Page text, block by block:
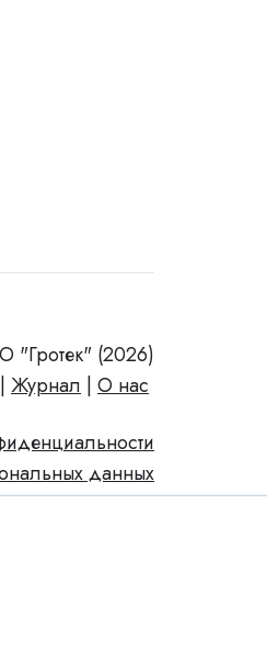
(2026)
Журнал О нас
данных